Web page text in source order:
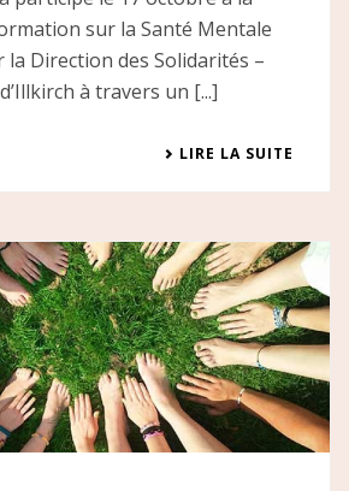
sur la Santé Mentale
Direction des Solidarités –
à travers un [...]
LIRE LA SUITE